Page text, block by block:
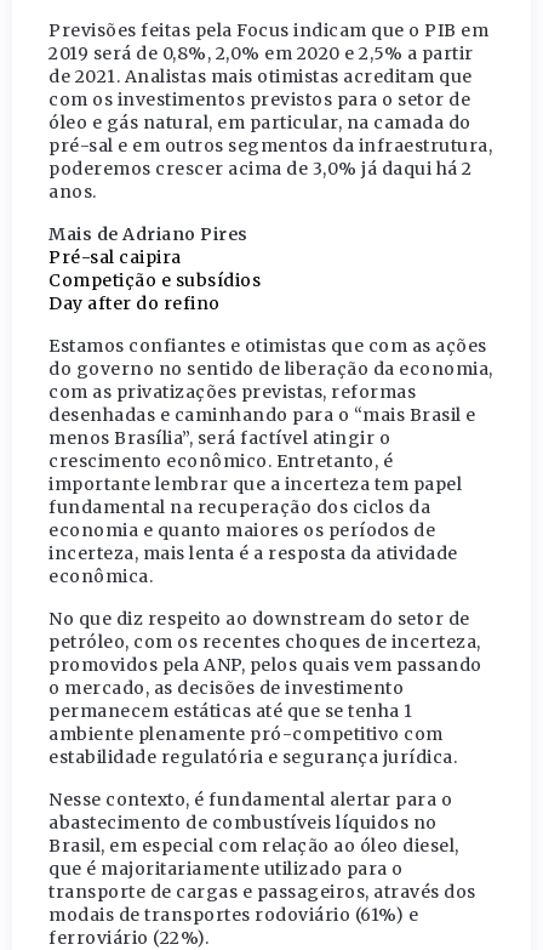
Previsões feitas pela Focus indicam que o PIB em
2019 será de 0,8%, 2,0% em 2020 e 2,5% a partir
de 2021. Analistas mais otimistas acreditam que
com os investimentos previstos para o setor de
óleo e gás natural, em particular, na camada do
pré-sal e em outros segmentos da infraestrutura,
poderemos crescer acima de 3,0% já daqui há 2
anos.
Mais de Adriano Pires
Pré-sal caipira
Competição e subsídios
Day after do refino
Estamos confiantes e otimistas que com as ações
do governo no sentido de liberação da economia,
com as privatizações previstas, reformas
desenhadas e caminhando para o “mais Brasil e
menos Brasília”, será factível atingir o
crescimento econômico. Entretanto, é
importante lembrar que a incerteza tem papel
fundamental na recuperação dos ciclos da
economia e quanto maiores os períodos de
incerteza, mais lenta é a resposta da atividade
econômica.
No que diz respeito ao downstream do setor de
petróleo, com os recentes choques de incerteza,
promovidos pela ANP, pelos quais vem passando
o mercado, as decisões de investimento
permanecem estáticas até que se tenha 1
ambiente plenamente pró-competitivo com
estabilidade regulatória e segurança jurídica.
Nesse contexto, é fundamental alertar para o
abastecimento de combustíveis líquidos no
Brasil, em especial com relação ao óleo diesel,
que é majoritariamente utilizado para o
transporte de cargas e passageiros, através dos
modais de transportes rodoviário (61%) e
ferroviário (22%).